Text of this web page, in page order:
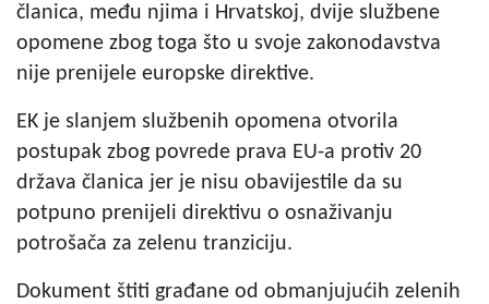
članica, među njima i Hrvatskoj, dvije službene
opomene zbog toga što u svoje zakonodavstva
nije prenijele europske direktive.
EK je slanjem službenih opomena otvorila
postupak zbog povrede prava EU-a protiv 20
država članica jer je nisu obavijestile da su
potpuno prenijeli direktivu o osnaživanju
potrošača za zelenu tranziciju.
Dokument štiti građane od obmanjujućih zelenih